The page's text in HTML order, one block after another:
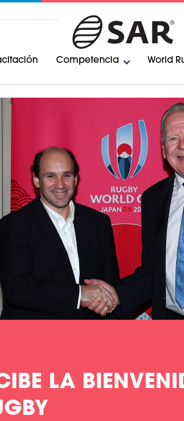
Competencia World
LA